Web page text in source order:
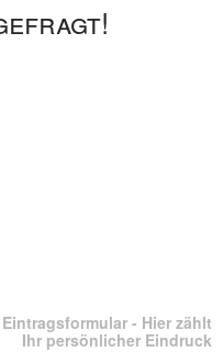
Eintragsformular - Hier zählt
Ihr persönlicher Eindruck